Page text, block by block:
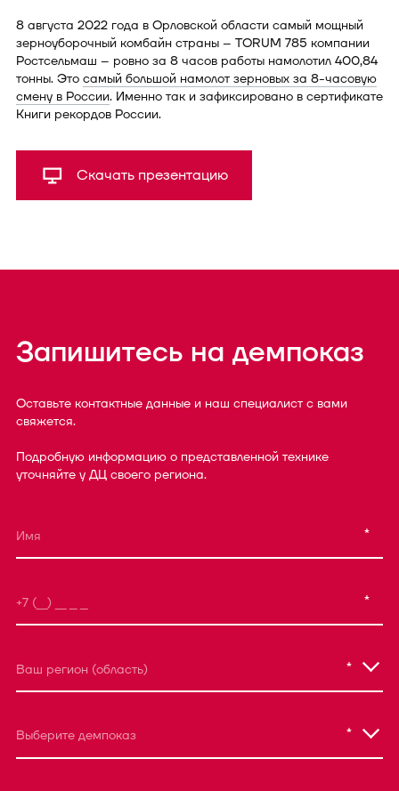
8 августа 2022 года в Орловской области самый мощный
зерноуборочный комбайн страны – TORUM 785 компании
Ростсельмаш – ровно за 8 часов работы намолотил 400,84
тонны. Это самый большой намолот зерновых за 8-часовую
смену в России. Именно так и зафиксировано в сертификате
Книги рекордов России.
Скачать презентацию
Запишитесь на демпоказ
Оставьте контактные данные и наш специалист с вами
свяжется.
Подробную информацию о представленной технике
уточняйте у ДЦ своего региона.
*
*
Ваш регион (область) *
Выберите демпоказ *